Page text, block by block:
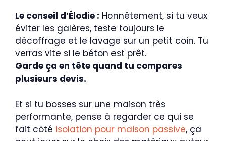
Le conseil d’Élodie : Honnêtement, si tu veux
éviter les galères, teste toujours le
décoffrage et le lavage sur un petit coin. Tu
verras vite si le béton est prêt.
Garde ça en tête quand tu compares
plusieurs devis.
Et si tu bosses sur une maison très
performante, pense à regarder ce qui se
fait côté isolation pour maison passive, ça